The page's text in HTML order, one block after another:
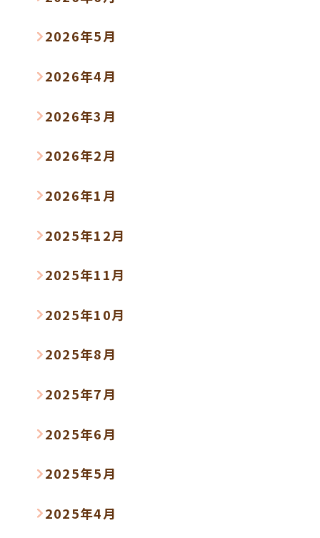
2026年5月
2026年4月
2026年3月
2026年2月
2026年1月
2025年12月
2025年11月
2025年10月
2025年8月
2025年7月
2025年6月
2025年5月
2025年4月